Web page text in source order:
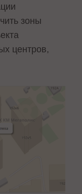
зоны
центров,